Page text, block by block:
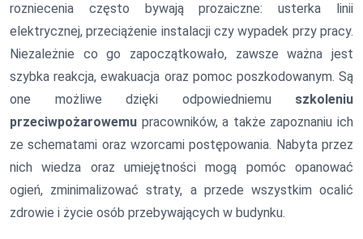
rozniecenia często bywają prozaiczne: usterka linii
elektrycznej, przeciążenie instalacji czy wypadek przy pracy.
Niezależnie co go zapoczątkowało, zawsze ważna jest
szybka reakcja, ewakuacja oraz pomoc poszkodowanym. Są
one możliwe dzięki odpowiedniemu szkoleniu
przeciwpożarowemu pracowników, a także zapoznaniu ich
ze schematami oraz wzorcami postępowania. Nabyta przez
nich wiedza oraz umiejętności mogą pomóc opanować
ogień, zminimalizować straty, a przede wszystkim ocalić
zdrowie i życie osób przebywających w budynku.